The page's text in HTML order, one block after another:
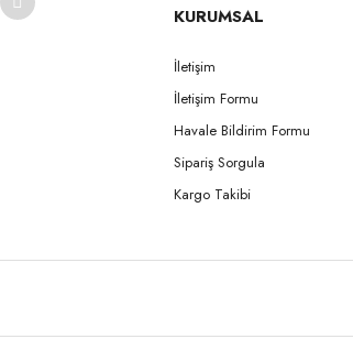
KURUMSAL
İletişim
İletişim Formu
Havale Bildirim Formu
Sipariş Sorgula
Kargo Takibi